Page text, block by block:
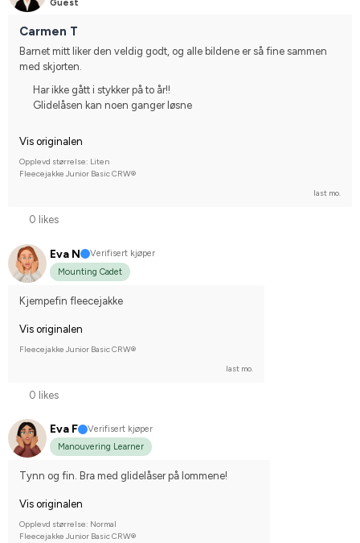
Guest
Carmen T
Barnet mitt liker den veldig godt, og alle bildene er så fine sammen
med skjorten.
Har ikke gått i stykker på to år!!
Glidelåsen kan noen ganger løsne
Vis originalen
Opplevd størrelse: Liten
Fleecejakke Junior Basic CRW®
last mo.
0 likes
Eva N
Verifisert kjøper
Mounting Cadet
Kjempefin fleecejakke
Vis originalen
Fleecejakke Junior Basic CRW®
last mo.
0 likes
Eva F
Verifisert kjøper
Manouvering Learner
Tynn og fin. Bra med glidelåser på lommene!
Vis originalen
Opplevd størrelse: Normal
Fleecejakke Junior Basic CRW®